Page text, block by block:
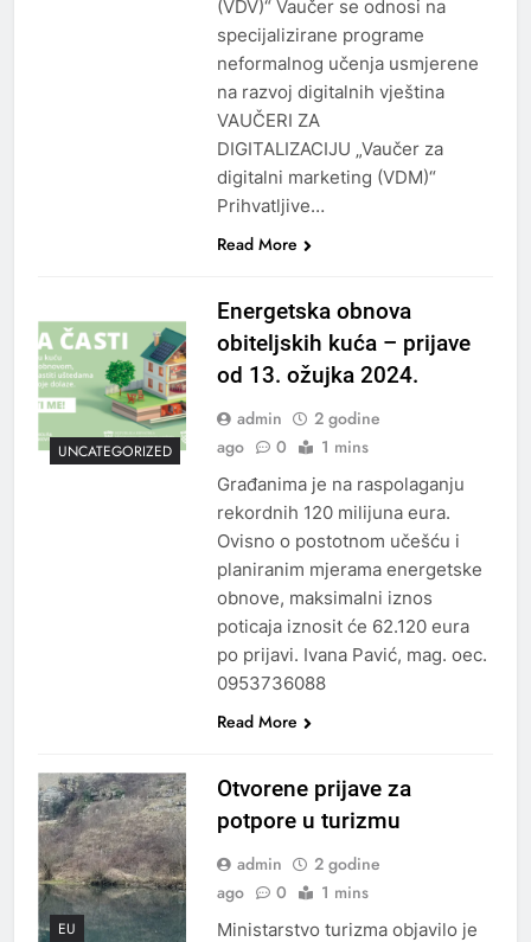
(VDV)“ Vaučer se odnosi na
specijalizirane programe
neformalnog učenja usmjerene
na razvoj digitalnih vještina
VAUČERI ZA
DIGITALIZACIJU „Vaučer za
digitalni marketing (VDM)“
Prihvatljive…
Read More
UNCATEGORIZED
Energetska obnova
obiteljskih kuća – prijave
od 13. ožujka 2024.
admin
2 godine
ago
0 1 mins
Građanima je na raspolaganju
rekordnih 120 milijuna eura.
Ovisno o postotnom učešću i
planiranim mjerama energetske
obnove, maksimalni iznos
poticaja iznosit će 62.120 eura
po prijavi. Ivana Pavić, mag. oec.
0953736088
Read More
EU
Otvorene prijave za
potpore u turizmu
admin
2 godine
ago
0 1 mins
Ministarstvo turizma objavilo je